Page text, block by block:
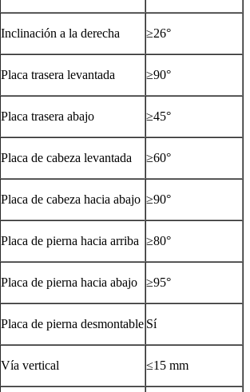
Inclinación a la derecha ≥26°
Placa trasera levantada ≥90°
Placa trasera abajo ≥45°
Placa de cabeza levantada ≥60°
Placa de cabeza hacia abajo ≥90°
Placa de pierna hacia arriba ≥80°
Placa de pierna hacia abajo ≥95°
Placa de pierna desmontable Sí
Vía vertical ≤15 mm